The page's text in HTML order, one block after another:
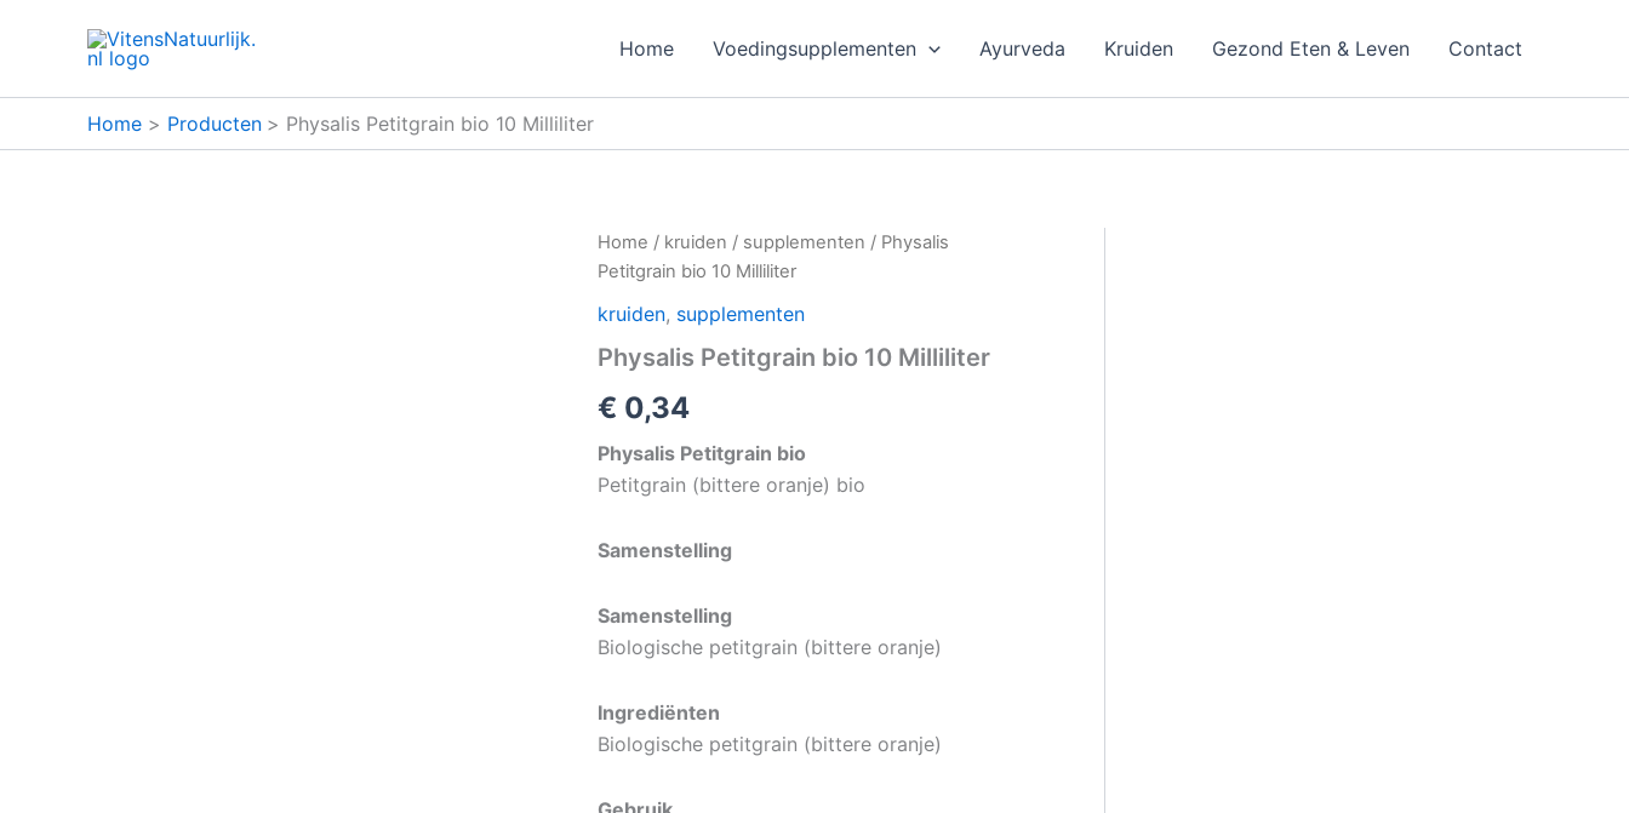
Home Voedingsupplementen Ayurveda Kruiden Gezond Eten & Leven Contact
Home Producten Physalis Petitgrain bio 10 Milliliter
Home / kruiden / supplementen / Physalis
Petitgrain bio 10 Milliliter
kruiden, supplementen
Physalis Petitgrain bio 10 Milliliter
€ 0,34
Physalis Petitgrain bio
Petitgrain (bittere oranje) bio
Samenstelling
Samenstelling
Biologische petitgrain (bittere oranje)
Ingrediënten
Biologische petitgrain (bittere oranje)